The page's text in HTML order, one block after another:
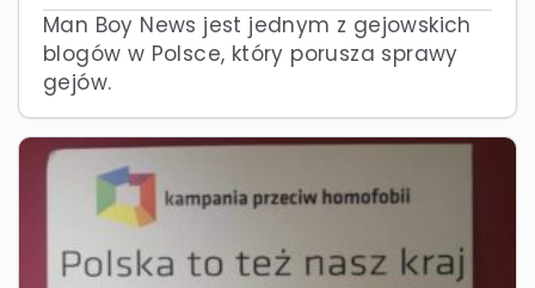
Man Boy News jest jednym z gejowskich
blogów w Polsce, który porusza sprawy
gejów.